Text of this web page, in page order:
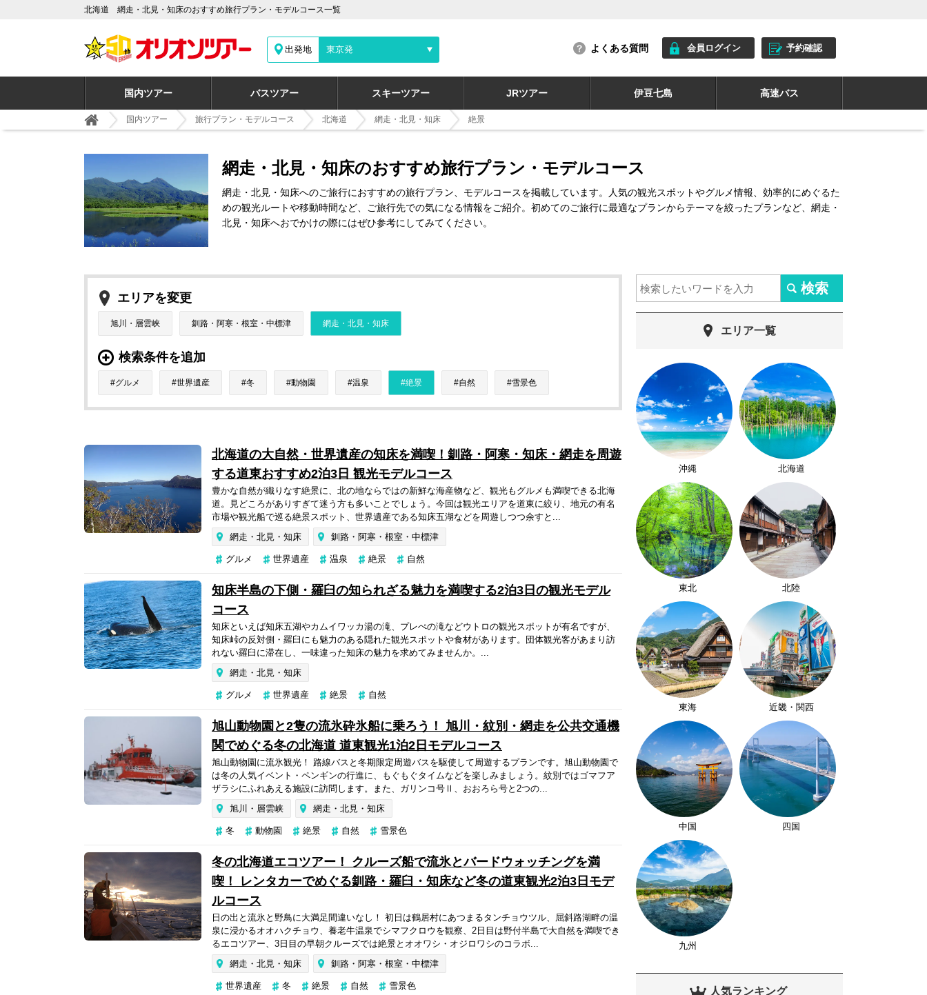
北海道 網走・北見・知床のおすすめ旅行プラン・モデルコース一覧
出発地 東京発 よくある質問 会員ログイン 予約確認
国内ツアー バスツアー スキーツアー JRツアー 伊豆七島 高速バス
国内ツアー 旅行プラン・モデルコース 北海道 網走・北見・知床 絶景
網走・北見・知床のおすすめ旅行プラン・モデルコース
網走・北見・知床へのご旅行におすすめの旅行プラン、モデルコースを掲載しています。人気の観光スポットやグルメ情報、効率的にめぐるた
めの観光ルートや移動時間など、ご旅行先での気になる情報をご紹介。初めてのご旅行に最適なプランからテーマを絞ったプランなど、網走・
北見・知床へおでかけの際にはぜひ参考にしてみてください。
エリアを変更
旭川・層雲峡 釧路・阿寒・根室・中標津 網走・北見・知床
検索条件を追加
グルメ 世界遺産 冬 動物園 温泉 絶景 自然 雪景色
北海道の大自然・世界遺産の知床を満喫！釧路・阿寒・知床・網走を周遊
する道東おすすめ2泊3日 観光モデルコース
豊かな自然が織りなす絶景に、北の地ならではの新鮮な海産物など、観光もグルメも満喫できる北海
道。見どころがありすぎて迷う方も多いことでしょう。今回は観光エリアを道東に絞り、地元の有名
市場や観光船で巡る絶景スポット、世界遺産である知床五湖などを周遊しつつ余すと...
網走・北見・知床
釧路・阿寒・根室・中標津
グルメ 世界遺産 温泉 絶景 自然
知床半島の下側・羅臼の知られざる魅力を満喫する2泊3日の観光モデル
コース
知床といえば知床五湖やカムイワッカ湯の滝、プレぺの滝などウトロの観光スポットが有名ですが、
知床峠の反対側・羅臼にも魅力のある隠れた観光スポットや食材があります。団体観光客があまり訪
れない羅臼に滞在し、一味違った知床の魅力を求めてみませんか。...
網走・北見・知床
グルメ 世界遺産 絶景 自然
旭山動物園と2隻の流氷砕氷船に乗ろう！ 旭川・紋別・網走を公共交通機
関でめぐる冬の北海道 道東観光1泊2日モデルコース
旭山動物園に流氷観光！ 路線バスと冬期限定周遊バスを駆使して周遊するプランです。旭山動物園で
は冬の人気イベント・ペンギンの行進に、もぐもぐタイムなどを楽しみましょう。紋別ではゴマフア
ザラシにふれあえる施設に訪問します。また、ガリンコ号Ⅱ、おおろら号と2つの...
旭川・層雲峡
網走・北見・知床
冬 動物園 絶景 自然 雪景色
冬の北海道エコツアー！ クルーズ船で流氷とバードウォッチングを満
喫！ レンタカーでめぐる釧路・羅臼・知床など冬の道東観光2泊3日モデ
ルコース
日の出と流氷と野鳥に大満足間違いなし！ 初日は鶴居村にあつまるタンチョウツル、屈斜路湖畔の温
泉に浸かるオオハクチョウ、養老牛温泉でシマフクロウを観察、2日目は野付半島で大自然を満喫でき
るエコツアー、3日目の早朝クルーズでは絶景とオオワシ・オジロワシのコラボ...
網走・北見・知床
釧路・阿寒・根室・中標津
世界遺産 冬 絶景 自然 雪景色
エリア一覧
沖縄 北海道
東北 北陸
東海 近畿・関西
中国 四国
九州
人気ランキング